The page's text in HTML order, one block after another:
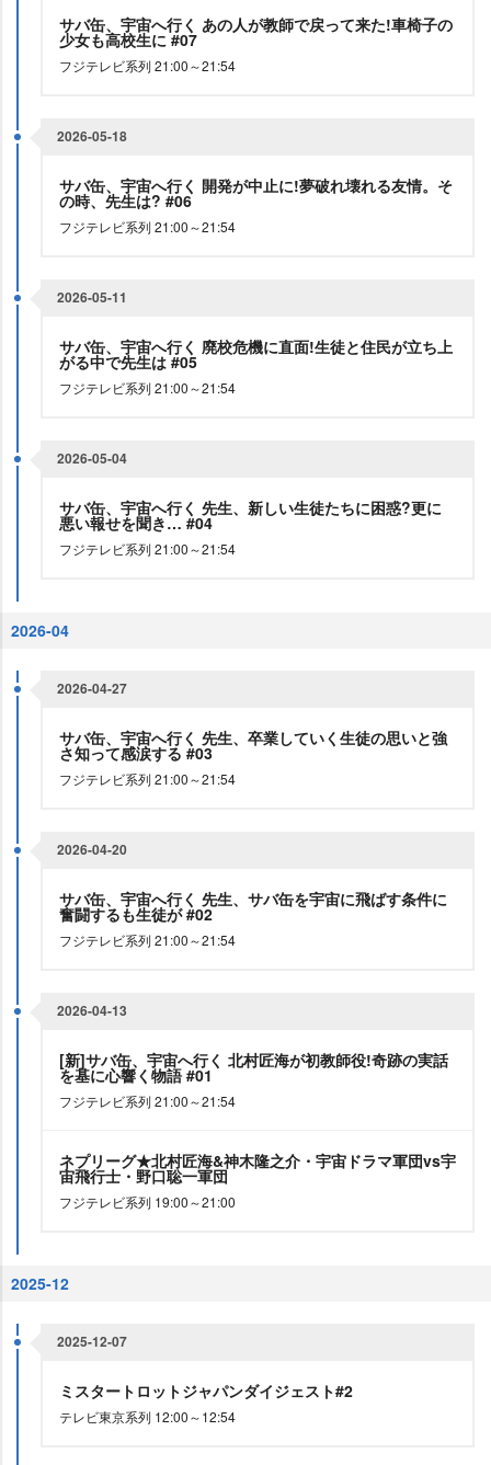
サバ缶、宇宙へ行く あの人が教師で戻って来た!車椅子の
少女も高校生に #07
フジテレビ系列 21:00～21:54
2026-05-18
サバ缶、宇宙へ行く 開発が中止に!夢破れ壊れる友情。そ
の時、先生は? #06
フジテレビ系列 21:00～21:54
2026-05-11
サバ缶、宇宙へ行く 廃校危機に直面!生徒と住民が立ち上
がる中で先生は #05
フジテレビ系列 21:00～21:54
2026-05-04
サバ缶、宇宙へ行く 先生、新しい生徒たちに困惑?更に
悪い報せを聞き… #04
フジテレビ系列 21:00～21:54
2026-04
2026-04-27
サバ缶、宇宙へ行く 先生、卒業していく生徒の思いと強
さ知って感涙する #03
フジテレビ系列 21:00～21:54
2026-04-20
サバ缶、宇宙へ行く 先生、サバ缶を宇宙に飛ばす条件に
奮闘するも生徒が #02
フジテレビ系列 21:00～21:54
2026-04-13
[新]サバ缶、宇宙へ行く 北村匠海が初教師役!奇跡の実話
を基に心響く物語 #01
フジテレビ系列 21:00～21:54
ネプリーグ★北村匠海&神木隆之介・宇宙ドラマ軍団vs宇
宙飛行士・野口聡一軍団
フジテレビ系列 19:00～21:00
2025-12
2025-12-07
ミスタートロットジャパンダイジェスト#2
テレビ東京系列 12:00～12:54